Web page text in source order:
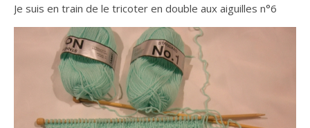
Je suis en train de le tricoter en double aux aiguilles n°6